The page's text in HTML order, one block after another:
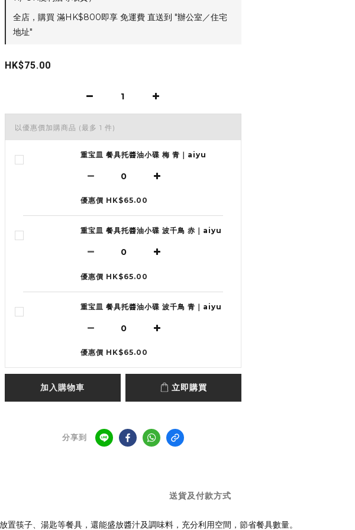
全店，購買 滿HK$800即享 免運費 直送到 "辦公室／住宅
地址"
HK$75.00
以優惠價加購商品 (最多 1 件)
重宝皿 餐具托醬油小碟 梅 青｜aiyu
優惠價 HK$65.00
重宝皿 餐具托醬油小碟 波千鳥 赤｜aiyu
優惠價 HK$65.00
重宝皿 餐具托醬油小碟 波千鳥 青｜aiyu
優惠價 HK$65.00
加入購物車 立即購買
分享到
送貨及付款方式
筷子、湯匙等餐具，還能盛放醬汁及調味料，充分利用空間，節省餐具數量。